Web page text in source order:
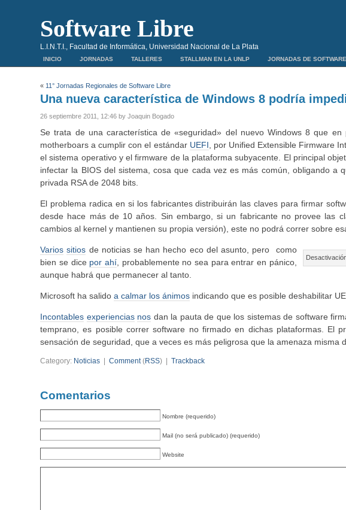
Software Libre
L.I.N.T.I., Facultad de Informática, Universidad Nacional de La Plata
INICIO JORNADAS TALLERES STALLMAN EN LA UNLP JORNADAS DE
« 11° Jornadas Regionales de Software Libre
Una nueva característica de Windows 8 podría
26 septiembre 2011, 12:46 by Joaquin Bogado
Se trata de una característica de «seguridad» del nuevo Windows 8 que
motherboars a cumplir con el estándar UEFI , por Unified Extensible Firmware
el sistema operativo y el firmware de la plataforma subyacente. El principal
infectar la BIOS del sistema, cosa que cada vez es más común, obligando
privada RSA de 2048 bits.
El problema radica en si los fabricantes distribuirán las claves para firmar
desde hace más de 10 años. Sin embargo, si un fabricante no provee las
cambios al kernel y mantienen su propia versión), este no podrá correr sobre
Varios sitios de noticias se han hecho eco del asunto, pero como
bien se dice por ahí, probablemente no sea para entrar en pánico,
aunque habrá que permanecer al tanto.
Microsoft ha salidoa calmar los ánimos indicando que es posible deshabilitar
Incontables experiencias nos dan la pauta de que los sistemas de software
temprano, es posible correr software no firmado en dichas plataformas. El
sensación de seguridad, que a veces es más peligrosa que la amenaza misma
Category: Noticias |Comment(RSS) |Trackback
Comentarios
Nombre (requerido)
Mail (no será publicado) (requerido)
Website